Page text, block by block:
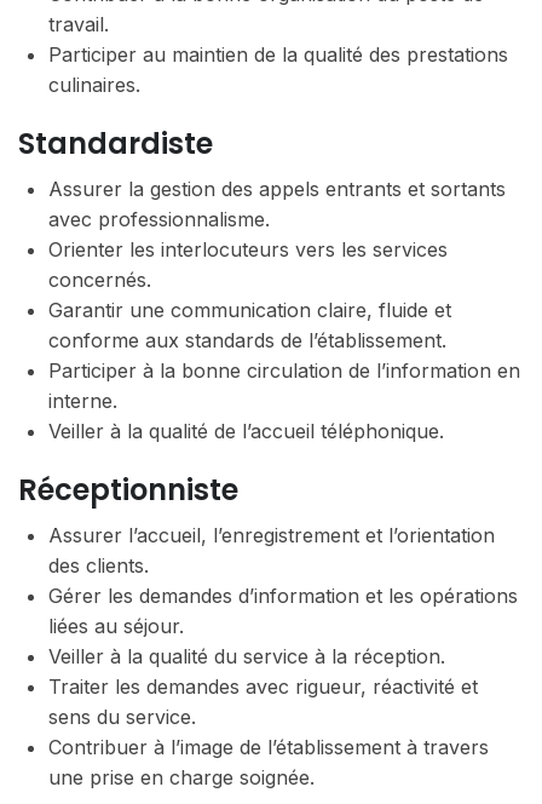
travail.
Participer au maintien de la qualité des prestations
culinaires.
Standardiste
Assurer la gestion des appels entrants et sortants
avec professionnalisme.
Orienter les interlocuteurs vers les services
concernés.
Garantir une communication claire, fluide et
conforme aux standards de l’établissement.
Participer à la bonne circulation de l’information en
interne.
Veiller à la qualité de l’accueil téléphonique.
Réceptionniste
Assurer l’accueil, l’enregistrement et l’orientation
des clients.
Gérer les demandes d’information et les opérations
liées au séjour.
Veiller à la qualité du service à la réception.
Traiter les demandes avec rigueur, réactivité et
sens du service.
Contribuer à l’image de l’établissement à travers
une prise en charge soignée.